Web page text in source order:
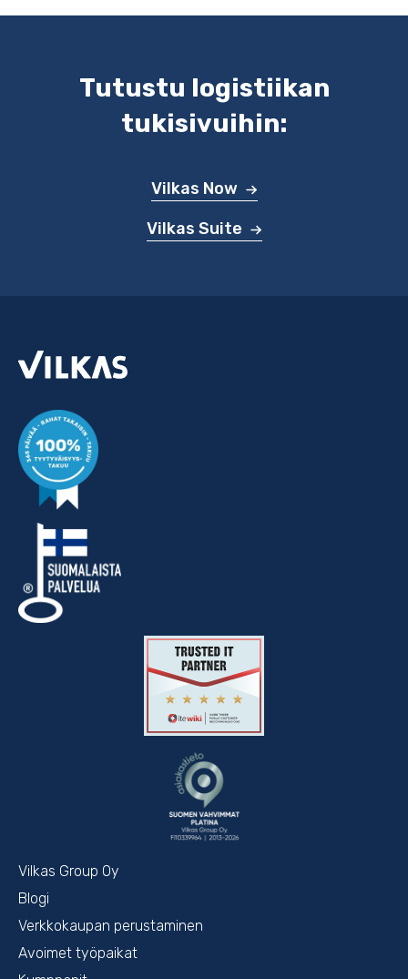
Tutustu logistiikan
tukisivuihin:
Vilkas Now
Vilkas Suite
Vilkas Group Oy
Blogi
Verkkokaupan perustaminen
Avoimet työpaikat